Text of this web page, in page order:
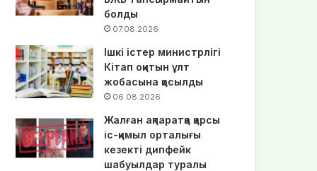
болды
07.08.2026
Ішкі істер министрлігі
Кітап оқитын ұлт
жобасына қосылды
06.08.2026
Жалған ақпаратқа қарсы
іс-қимыл орталығы
кезекті дипфейк
шабуылдар туралы